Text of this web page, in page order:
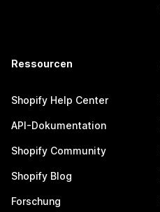
Ressourcen
Shopify Help Center
API-Dokumentation
Shopify Community
Shopify Blog
Forschung